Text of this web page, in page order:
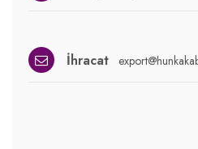
İhracat